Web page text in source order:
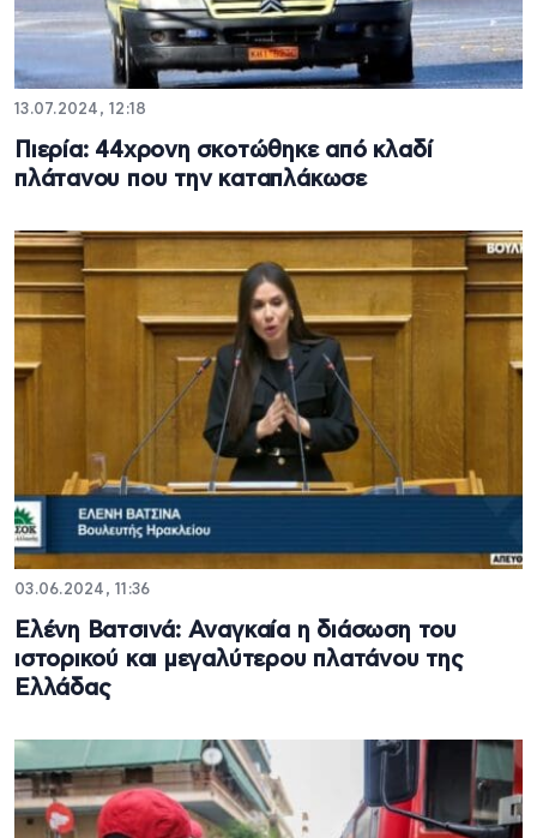
13.07.2024, 12:18
Πιερία: 44χρονη σκοτώθηκε από κλαδί
πλάτανου που την καταπλάκωσε
03.06.2024, 11:36
Ελένη Βατσινά: Αναγκαία η διάσωση του
ιστορικού και μεγαλύτερου πλατάνου της
Ελλάδας